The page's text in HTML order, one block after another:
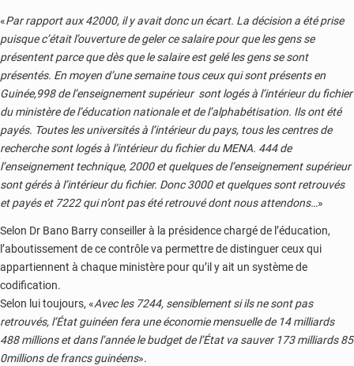
«Par rapport aux 42000, il y avait donc un écart. La décision a été prise
puisque c’était l’ouverture de geler ce salaire pour que les gens se
présentent parce que dès que le salaire est gelé les gens se sont
présentés. En moyen d’une semaine tous ceux qui sont présents en
Guinée,998 de l’enseignement supérieur sont logés à l’intérieur du fichier
du ministère de l’éducation nationale et de l’alphabétisation. Ils ont été
payés. Toutes les universités à l’intérieur du pays, tous les centres de
recherche sont logés à l’intérieur du fichier du MENA. 444 de
l’enseignement technique, 2000 et quelques de l’enseignement supérieur
sont gérés à l’intérieur du fichier. Donc 3000 et quelques sont retrouvés
et payés et 7222 qui n’ont pas été retrouvé dont nous attendons…»
Selon Dr Bano Barry conseiller à la présidence chargé de l’éducation,
l’aboutissement de ce contrôle va permettre de distinguer ceux qui
appartiennent à chaque ministère pour qu’il y ait un système de
codification.
Selon lui toujours, «Avec les 7244, sensiblement si ils ne sont pas
retrouvés, l’État guinéen fera une économie mensuelle de 14 milliards
488 millions et dans l’année le budget de l’État va sauver 173 milliards 85
0millions de francs guinéens».